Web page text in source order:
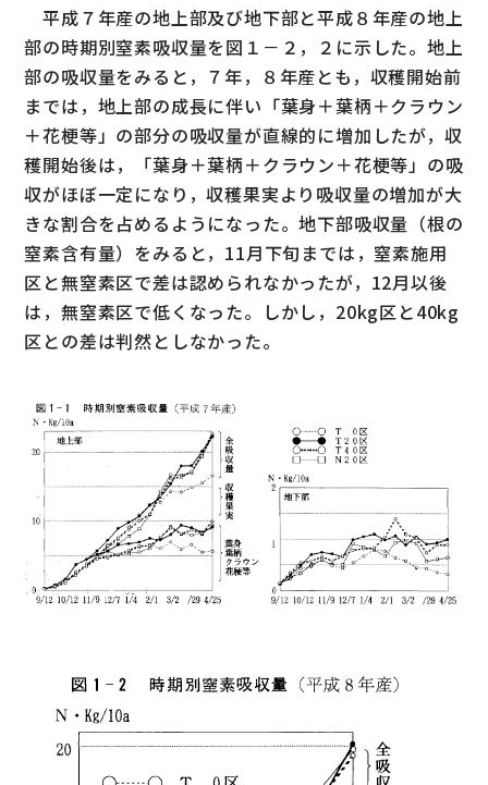
平成７年産の地上部及び地下部と平成８年産の地上
部の時期別窒素吸収量を図１－２，２に示した。地上
部の吸収量をみると，７年，８年産とも，収穫開始前
までは，地上部の成長に伴い「葉身＋葉柄＋クラウン
＋花梗等」の部分の吸収量が直線的に増加したが，収
穫開始後は，「葉身＋葉柄＋クラウン＋花梗等」の吸
収がほぼ一定になり，収穫果実より吸収量の増加が大
きな割合を占めるようになった。地下部吸収量（根の
窒素含有量）をみると，11月下旬までは，窒素施用
区と無窒素区で差は認められなかったが，12月以後
は，無窒素区で低くなった。しかし，20kg区と40kg
区との差は判然としなかった。